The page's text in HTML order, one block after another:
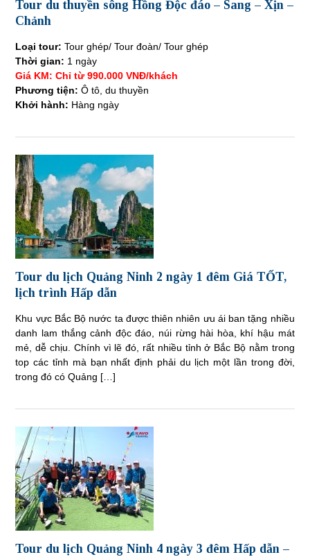
Tour du thuyền sông Hồng Độc đáo – Sang – Xịn –
Chảnh
Loại tour:Tour ghép/ Tour đoàn/ Tour ghép
Thời gian: 1 ngày
Giá KM: Chỉ từ 990.000 VNĐ/khách
Phương tiện:Ô tô, du thuyền
Khởi hành: Hàng ngày
Tour du lịch Quảng Ninh 2 ngày 1 đêm Giá TỐT,
lịch trình Hấp dẫn
Khu vực Bắc Bộ nước ta được thiên nhiên ưu ái ban tặng nhiều
danh lam thắng cảnh độc đáo, núi rừng hài hòa, khí hậu mát
mẻ, dễ chịu. Chính vì lẽ đó, rất nhiều tỉnh ở Bắc Bộ nằm trong
top các tỉnh mà bạn nhất định phải du lịch một lần trong đời,
trong đó có Quảng […]
Tour du lịch Quảng Ninh 4 ngày 3 đêm Hấp dẫn –